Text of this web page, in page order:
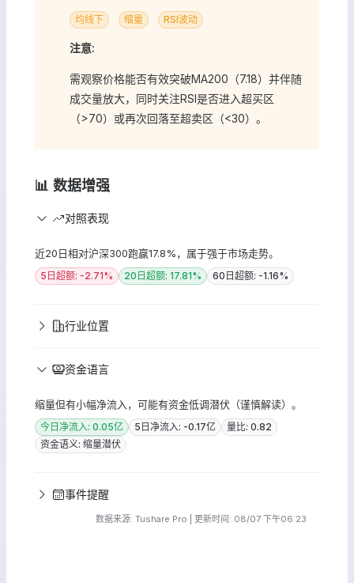
均线下 缩量 RSI波动
注意:
需观察价格能否有效突破MA200（7.18）并伴随
成交量放大，同时关注RSI是否进入超买区
（>70）或再次回落至超卖区（<30）。
📊 数据增强
对照表现
近20日相对沪深300跑赢17.8%，属于强于市场走势。
5日超额: -2.71% 20日超额: 17.81% 60日超额: -1.16%
行业位置
资金语言
缩量但有小幅净流入，可能有资金低调潜伏（谨慎解读）。
今日净流入: 0.05亿 5日净流入: -0.17亿
量比: 0.82
资金语义: 缩量潜伏
事件提醒
数据来源: Tushare Pro | 更新时间: 08/07 下午06:23